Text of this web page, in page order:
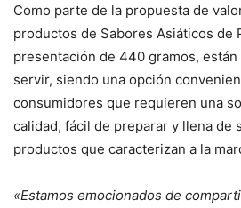
Como parte de la propuesta de
productos de Sabores Asiáticos de
presentación de 440 gramos,
servir, siendo una opción
consumidores que requieren una
calidad, fácil de preparar y llena de
productos que caracterizan a la
«Estamos emocionados de